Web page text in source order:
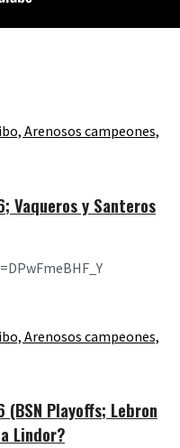
Vaqueros y Santeros
(BSN Playoffs; Lebron
Lindor?